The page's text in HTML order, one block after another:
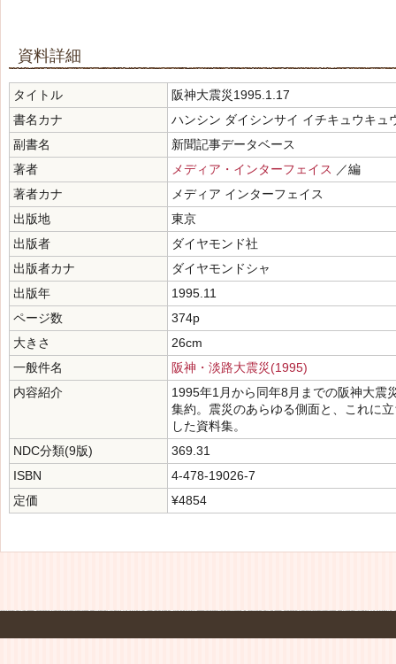
資料詳細
タイトル
阪神大震災1995.1.17
書名カナ
ハンシン ダイシンサイ イチキュウキュ
副書名
新聞記事データベース
著者
メディア・インターフェイス ／編
著者カナ
メディア インターフェイス
出版地
東京
出版者
ダイヤモンド社
出版者カナ
ダイヤモンドシャ
出版年
1995.11
ページ数
374p
大きさ
26cm
一般件名
阪神・淡路大震災(1995)
内容紹介
1995年1月から同年8月までの阪神大震
集約。震災のあらゆる側面と、これに
した資料集。
NDC分類(9版)
369.31
ISBN
4-478-19026-7
定価
¥4854